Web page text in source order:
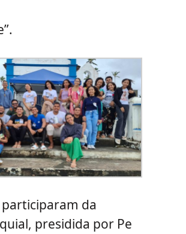
da
presidida por Pe